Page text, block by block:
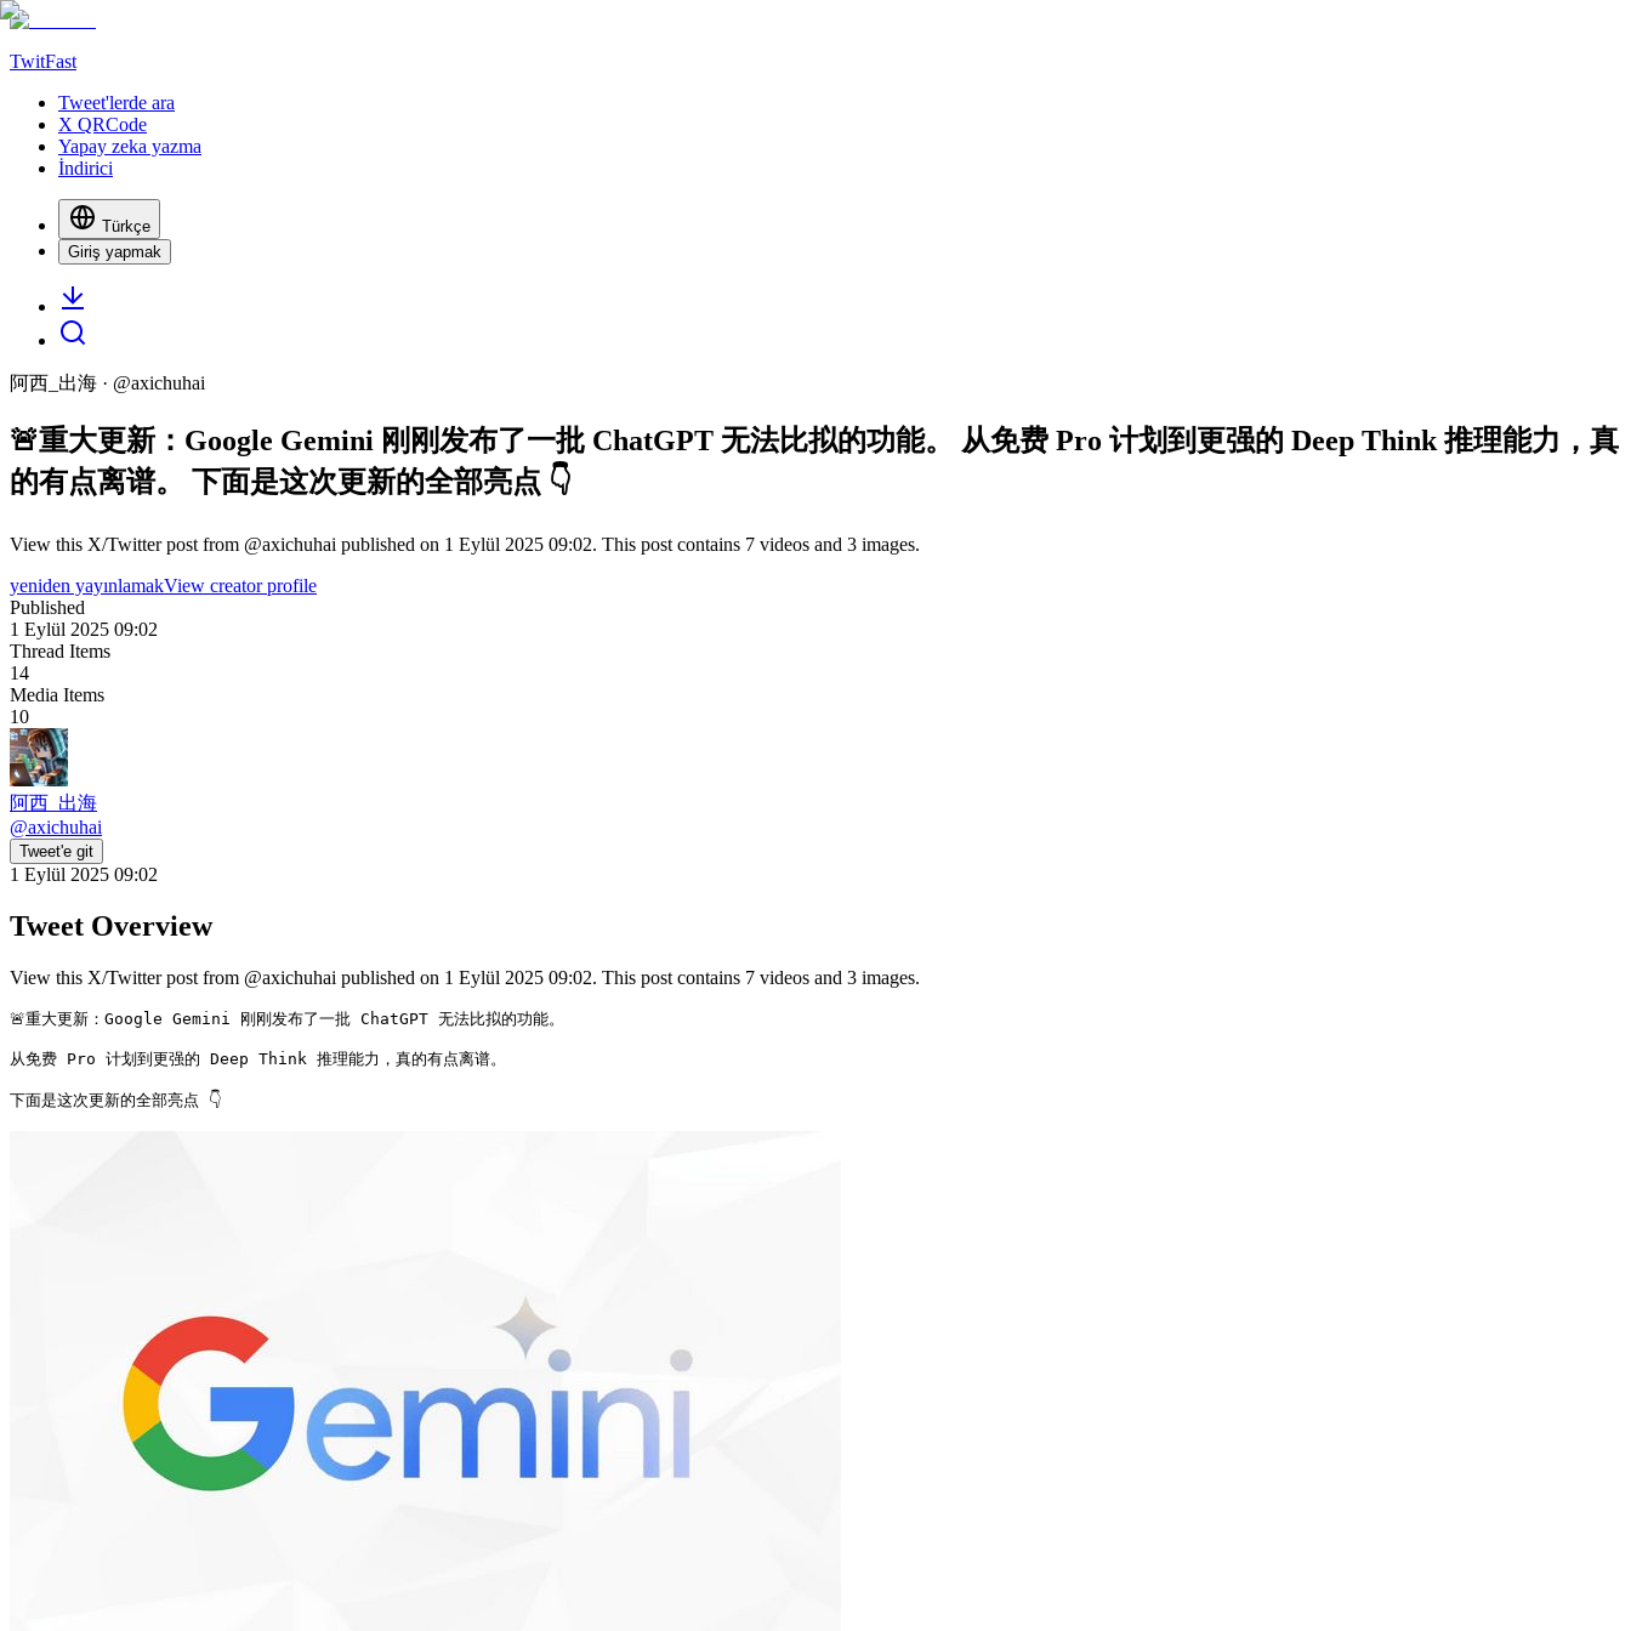
TwitFast
Tweet'lerde ara
X QRCode
Yapay zeka yazma
İndirici
Türkçe
Giriş yapmak
阿西_出海 · @axichuhai
🚨重大更新：Google Gemini 刚刚发布了一批 ChatGPT 无法比拟的功能。 从免费 Pro 计划到更强的 Deep Think 推理能力，真
的有点离谱。 下面是这次更新的全部亮点 👇
View this X/Twitter post from @axichuhai published on 1 Eylül 2025 09:02. This post contains 7 videos and 3 images.
yeniden yayınlamakView creator profile
Published
1 Eylül 2025 09:02
Thread Items
14
Media Items
10
阿西_出海
@axichuhai
Tweet'e git
1 Eylül 2025 09:02
Tweet Overview
View this X/Twitter post from @axichuhai published on 1 Eylül 2025 09:02. This post contains 7 videos and 3 images.
🚨重大更新：Google Gemini 刚刚发布了一批 ChatGPT 无法比拟的功能。
从免费 Pro 计划到更强的 Deep Think 推理能力，真的有点离谱。
下面是这次更新的全部亮点 👇